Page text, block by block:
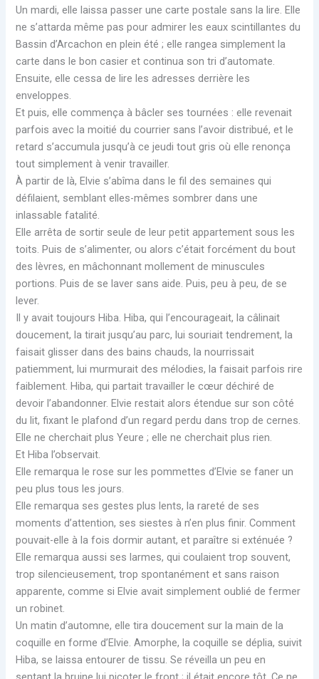
Un mardi, elle laissa passer une carte postale sans la lire. Elle
ne s’attarda même pas pour admirer les eaux scintillantes du
Bassin d’Arcachon en plein été ; elle rangea simplement la
carte dans le bon casier et continua son tri d’automate.
Ensuite, elle cessa de lire les adresses derrière les
enveloppes.
Et puis, elle commença à bâcler ses tournées : elle revenait
parfois avec la moitié du courrier sans l’avoir distribué, et le
retard s’accumula jusqu’à ce jeudi tout gris où elle renonça
tout simplement à venir travailler.
À partir de là, Elvie s’abîma dans le fil des semaines qui
défilaient, semblant elles-mêmes sombrer dans une
inlassable fatalité.
Elle arrêta de sortir seule de leur petit appartement sous les
toits. Puis de s’alimenter, ou alors c’était forcément du bout
des lèvres, en mâchonnant mollement de minuscules
portions. Puis de se laver sans aide. Puis, peu à peu, de se
lever.
Il y avait toujours Hiba. Hiba, qui l’encourageait, la câlinait
doucement, la tirait jusqu’au parc, lui souriait tendrement, la
faisait glisser dans des bains chauds, la nourrissait
patiemment, lui murmurait des mélodies, la faisait parfois rire
faiblement. Hiba, qui partait travailler le cœur déchiré de
devoir l’abandonner. Elvie restait alors étendue sur son côté
du lit, fixant le plafond d’un regard perdu dans trop de cernes.
Elle ne cherchait plus Yeure ; elle ne cherchait plus rien.
Et Hiba l’observait.
Elle remarqua le rose sur les pommettes d’Elvie se faner un
peu plus tous les jours.
Elle remarqua ses gestes plus lents, la rareté de ses
moments d’attention, ses siestes à n’en plus finir. Comment
pouvait-elle à la fois dormir autant, et paraître si exténuée ?
Elle remarqua aussi ses larmes, qui coulaient trop souvent,
trop silencieusement, trop spontanément et sans raison
apparente, comme si Elvie avait simplement oublié de fermer
un robinet.
Un matin d’automne, elle tira doucement sur la main de la
coquille en forme d’Elvie. Amorphe, la coquille se déplia, suivit
Hiba, se laissa entourer de tissu. Se réveilla un peu en